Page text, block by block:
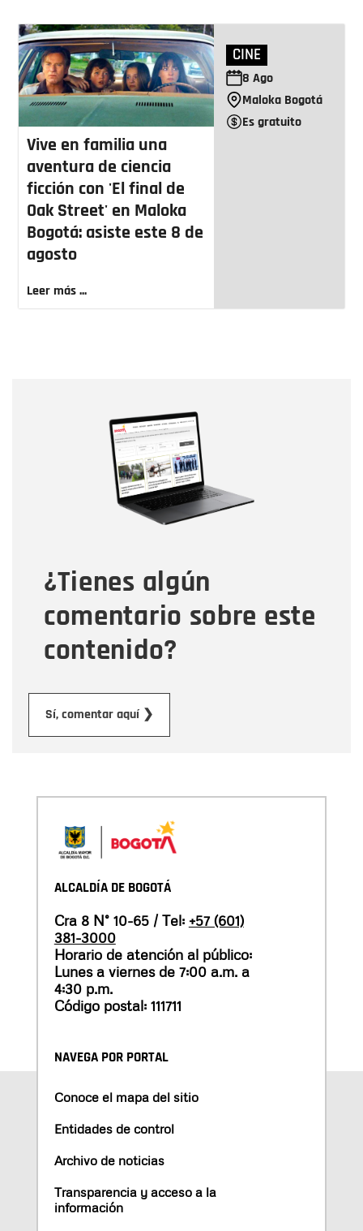
Vive en familia una
aventura de ciencia
ficción con 'El final de
Oak Street' en Maloka
Bogotá: asiste este 8 de
agosto
Leer más ...
CINE
8 Ago
Maloka Bogotá
Es gratuito
¿Tienes algún
comentario sobre este
contenido?
Sí, comentar aquí ❯
Correo electrónico
Tipo de comentario
Mensaje
ALCALDÍA DE BOGOTÁ
Cra 8 N° 10-65 / Tel: +57 (601)
381-3000
Horario de atención al público:
Lunes a viernes de 7:00 a.m. a
4:30 p.m.
Código postal: 111711
NAVEGA POR PORTAL
Conoce el mapa del sitio
Entidades de control
Archivo de noticias
Transparencia y acceso a la
información